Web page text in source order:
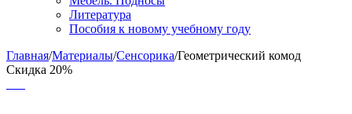
Литература
Пособия к новому учебному году
Главная/Материалы/Сенсорика/Геометрический комод
Скидка 20%